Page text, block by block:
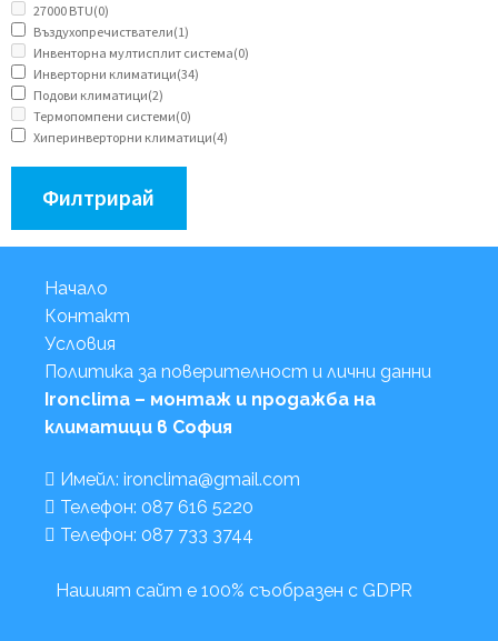
27000 BTU(0)
Въздухопречистватели(1)
Инвенторна мултисплит система(0)
Инверторни климатици(34)
Подови климатици(2)
Термопомпени системи(0)
Хиперинверторни климатици(4)
Филтрирай
Начало
Контакт
Условия
Политика за поверителност и лични данни
Ironclima – монтаж и продажба на
климатици в София
Имейл: ironclima@gmail.com
Телефон: 087 616 5220
Телефон: 087 733 3744
Нашият сайт е 100% съобразен с GDPR